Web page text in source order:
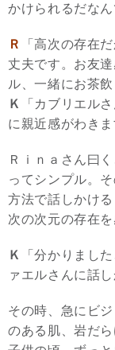
かけられるだなん
Ｒ
「高次の存在
丈夫です。お友
ル、一緒にお茶
Ｋ
「カブリエル
に親近感がわきま
Ｒｉｎａさん曰
ってシンプル。
方法で話しかけ
次の次元の存在
Ｋ
「分かりまし
ァエルさんに話
その時、急にビ
のある肌、岩だ